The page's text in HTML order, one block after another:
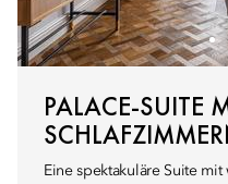
PALACE-SUITE
Eine spektakuläre Suite